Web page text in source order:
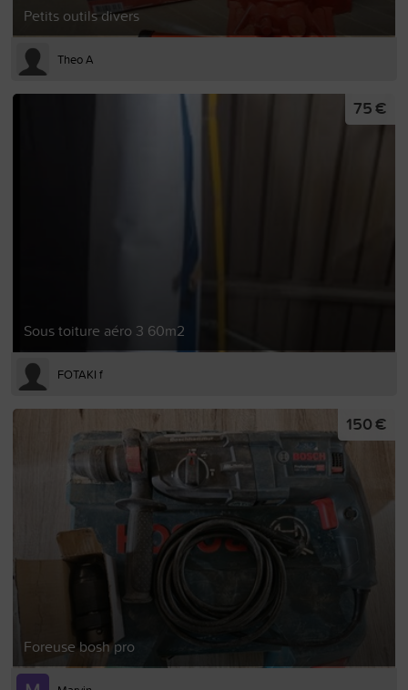
Petits outils divers
Theo A
Sous toiture aéro 3 60m2
75 €
FOTAKI f
Foreuse bosh pro
150 €